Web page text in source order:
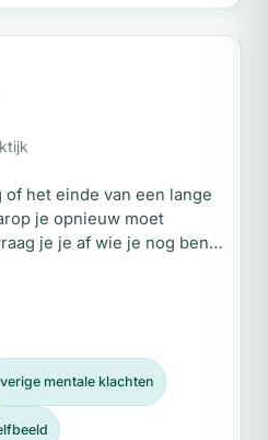
of het einde van een lange
je opnieuw moet
je je af wie je nog bent,
overleven naar opnieuw
mentale klachten